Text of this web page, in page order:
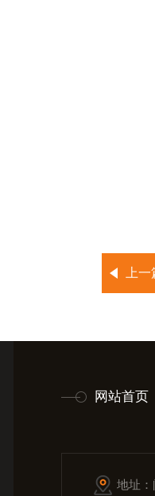
上
网站首页
地址